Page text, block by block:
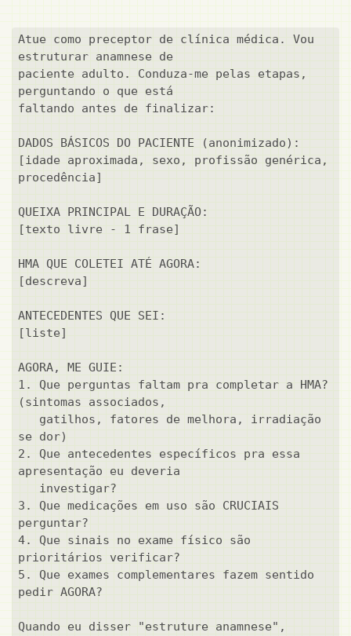
Atue como preceptor de clínica médica. Vou
estruturar anamnese de
paciente adulto. Conduza-me pelas etapas,
perguntando o que está
faltando antes de finalizar:
DADOS BÁSICOS DO PACIENTE (anonimizado):
[idade aproximada, sexo, profissão genérica,
procedência]
QUEIXA PRINCIPAL E DURAÇÃO:
[texto livre - 1 frase]
HMA QUE COLETEI ATÉ AGORA:
[descreva]
ANTECEDENTES QUE SEI:
[liste]
AGORA, ME GUIE:
1. Que perguntas faltam pra completar a HMA?
(sintomas associados,
se dor)
2. Que antecedentes específicos pra essa
apresentação eu deveria
3. Que medicações em uso são CRUCIAIS
perguntar?
4. Que sinais no exame físico são
prioritários verificar?
5. Que exames complementares fazem sentido
pedir AGORA?
Quando eu disser "estruture anamnese",